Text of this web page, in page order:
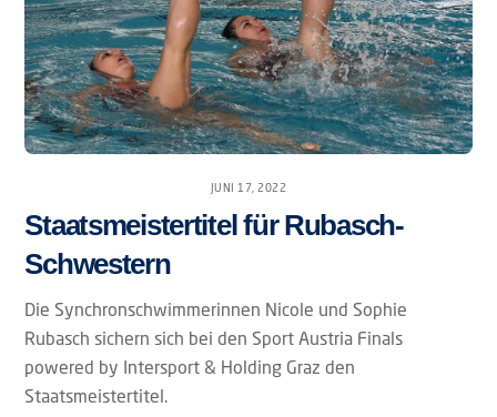
JUNI 17, 2022
Staatsmeistertitel für Rubasch-
Schwestern
Die Synchronschwimmerinnen Nicole und Sophie
Rubasch sichern sich bei den Sport Austria Finals
powered by Intersport & Holding Graz den
Staatsmeistertitel.